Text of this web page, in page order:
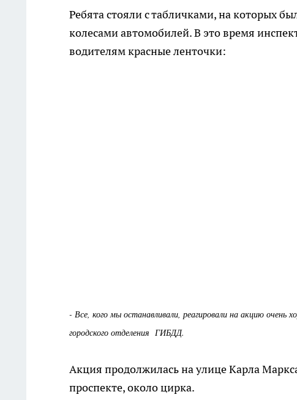
Ребята стояли с табличками, на которых
колесами автомобилей. В это время
водителям красные ленточки:
- Все, кого мы останавливали, реагировали на акцию очень
городского отделения ГИБДД.
Акция продолжилась на улице Карла
проспекте, около цирка.